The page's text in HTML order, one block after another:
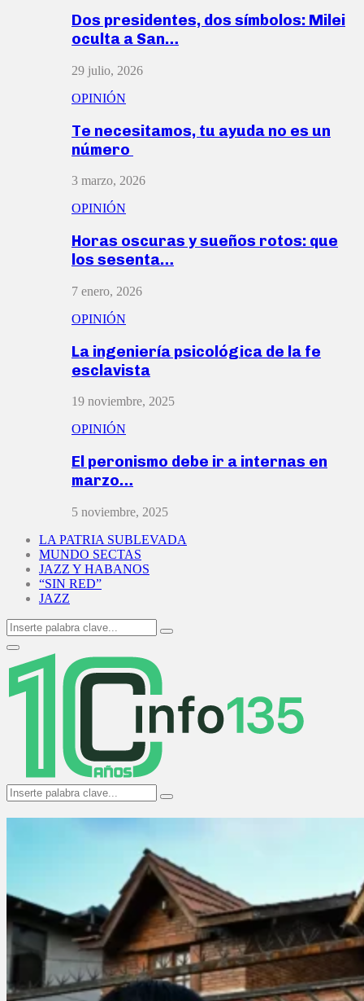
Dos presidentes, dos símbolos: Milei
oculta a San…
29 julio, 2026
OPINIÓN
Te necesitamos, tu ayuda no es un
número
3 marzo, 2026
OPINIÓN
Horas oscuras y sueños rotos: que
los sesenta…
7 enero, 2026
OPINIÓN
La ingeniería psicológica de la fe
esclavista
19 noviembre, 2025
OPINIÓN
El peronismo debe ir a internas en
marzo…
5 noviembre, 2025
LA PATRIA SUBLEVADA
MUNDO SECTAS
JAZZ Y HABANOS
“SIN RED”
JAZZ
Search
for:
Search
Primary
Menu
Search
for:
Search